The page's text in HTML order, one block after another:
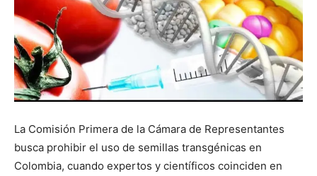
La Comisión Primera de la Cámara de Representantes
busca prohibir el uso de semillas transgénicas en
Colombia, cuando expertos y científicos coinciden en